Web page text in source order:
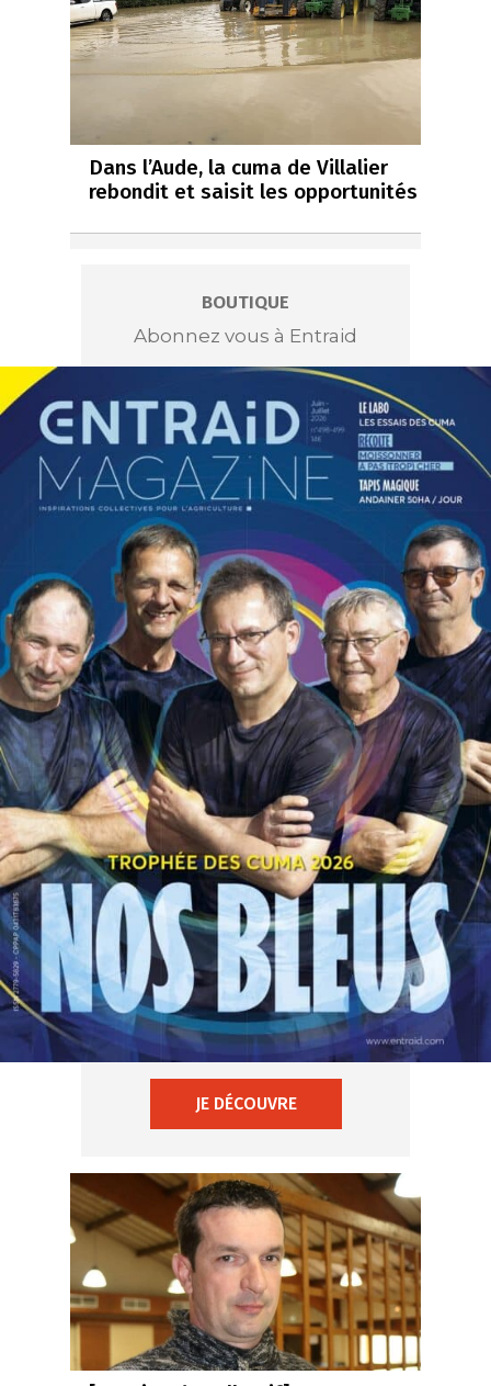
Dans l’Aude, la cuma de Villalier
rebondit et saisit les opportunités
BOUTIQUE
Abonnez vous à Entraid
JE DÉCOUVRE